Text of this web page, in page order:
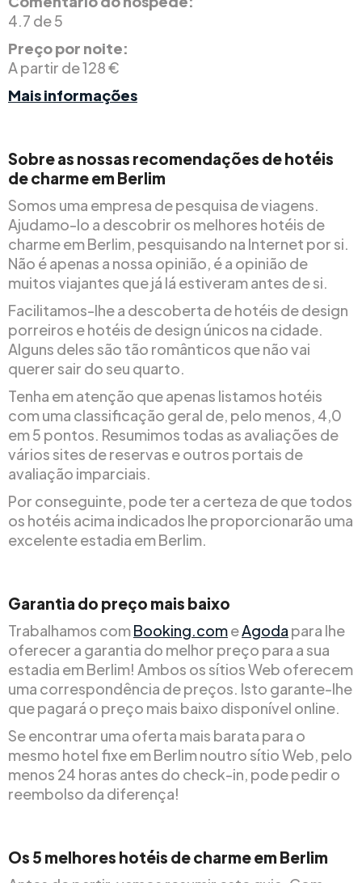
4.7 de 5
Preço por noite:
A partir de 128 €
Mais informações
Sobre as nossas recomendações de hotéis
de charme em Berlim
Somos uma empresa de pesquisa de viagens.
Ajudamo-lo a descobrir os melhores hotéis de
charme em Berlim, pesquisando na Internet por si.
Não é apenas a nossa opinião, é a opinião de
muitos viajantes que já lá estiveram antes de si.
Facilitamos-lhe a descoberta de hotéis de design
porreiros e hotéis de design únicos na cidade.
Alguns deles são tão românticos que não vai
querer sair do seu quarto.
Tenha em atenção que apenas listamos hotéis
com uma classificação geral de, pelo menos, 4,0
em 5 pontos. Resumimos todas as avaliações de
vários sites de reservas e outros portais de
avaliação imparciais.
Por conseguinte, pode ter a certeza de que todos
os hotéis acima indicados lhe proporcionarão uma
excelente estadia em Berlim.
Garantia do preço mais baixo
Trabalhamos comBooking.comeAgoda para lhe
oferecer a garantia do melhor preço para a sua
estadia em Berlim! Ambos os sítios Web oferecem
uma correspondência de preços. Isto garante-lhe
que pagará o preço mais baixo disponível online.
Se encontrar uma oferta mais barata para o
mesmo hotel fixe em Berlim noutro sítio Web, pelo
menos 24 horas antes do check-in, pode pedir o
reembolso da diferença!
Os 5 melhores hotéis de charme em Berlim